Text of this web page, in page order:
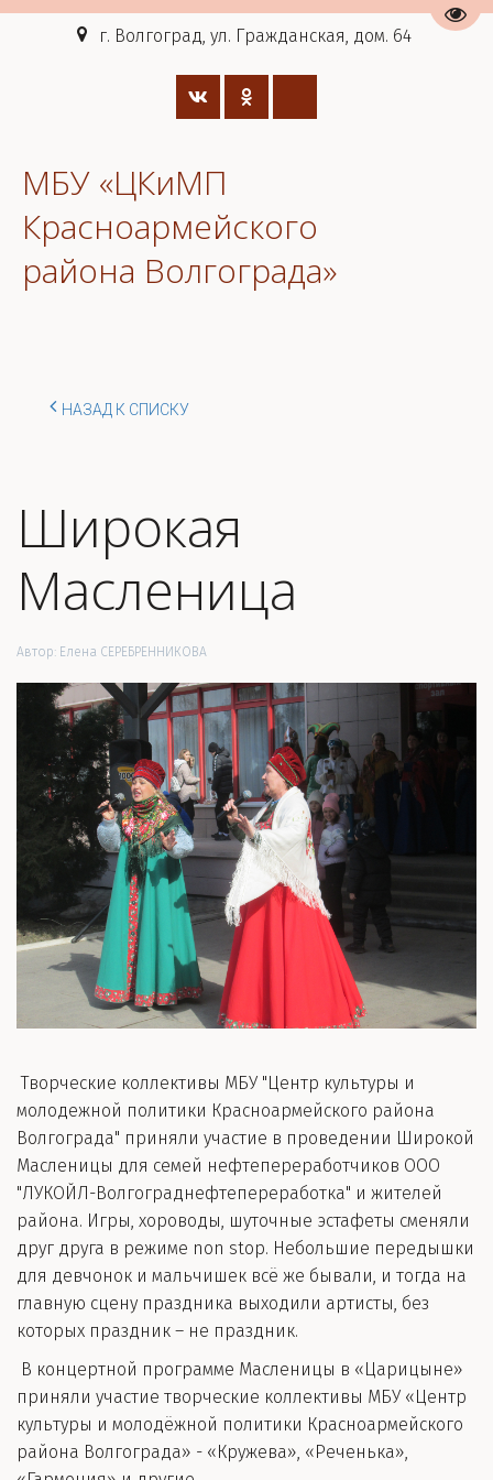
г. Волгоград, ул. Гражданская, дом. 64
МБУ «ЦКиМП
Красноармейского
района Волгограда»
НАЗАД К СПИСКУ
Широкая
Масленица
Автор: Елена СЕРЕБРЕННИКОВА
Творческие коллективы МБУ "Центр культуры и
молодежной политики Красноармейского района
Волгограда" приняли участие в проведении Широкой
Масленицы для семей нефтепереработчиков ООО
"ЛУКОЙЛ-Волгограднефтепереработка" и жителей
района. Игры, хороводы, шуточные эстафеты сменяли
друг друга в режиме non stop. Небольшие передышки
для девчонок и мальчишек всё же бывали, и тогда на
главную сцену праздника выходили артисты, без
которых праздник – не праздник.
В концертной программе Масленицы в «Царицыне»
приняли участие творческие коллективы МБУ «Центр
культуры и молодёжной политики Красноармейского
района Волгограда» - «Кружева», «Реченька»,